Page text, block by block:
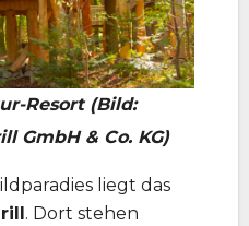
Resort (Bild:
GmbH & Co. KG)
liegt das
. Dort stehen